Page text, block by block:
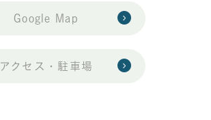
Google Map
アクセス・駐車場